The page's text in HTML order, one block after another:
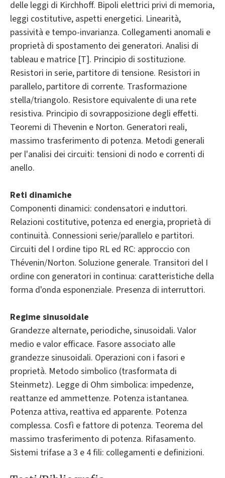
delle leggi di Kirchhoff. Bipoli elettrici privi di memoria,
leggi costitutive, aspetti energetici. Linearità,
passività e tempo-invarianza. Collegamenti anomali e
proprietà di spostamento dei generatori. Analisi di
tableau e matrice [T]. Principio di so­stituzione.
Resistori in serie, partitore di tensione. Resi­stori in
parallelo, partitore di corrente. Trasformazione
stella/triangolo. Resistore equivalente di una rete
resistiva. Principio di sovrapposizione degli effetti.
Teoremi di Thevenin e Norton. Generatori reali,
massimo trasfe­rimento di potenza. Metodi generali
per l'analisi dei circuiti: tensioni di nodo e correnti di
anello.
Reti dinamiche
Componenti dinamici: condensatori e induttori.
Relazioni costitutive, po­tenza ed energia, proprietà di
continuità. Connessioni serie/parallelo e partitori.
Circuiti del I ordine tipo RL ed RC: approccio con
Thévenin/Norton. Soluzione generale. Transitori del I
ordine con generatori in continua: caratteristiche della
forma d'onda esponenziale. Presenza di interruttori.
Regime sinusoidale
Grandezze alternate, periodiche, sinusoidali. Valor
medio e valor efficace. Fasore associato alle
grandezze sinusoidali. Operazioni con i fasori e
proprietà. Metodo simbolico (trasformata di
Steinmetz). Legge di Ohm simbolica: impedenze,
reattanze ed ammettenze. Potenza istantanea.
Potenza attiva, reattiva ed apparente. Potenza
complessa. Cosfì e fattore di potenza. Teorema del
massimo trasferimento di potenza. Rifasa­mento.
Sistemi trifase a 3 e 4 fili: collegamenti e definizioni.